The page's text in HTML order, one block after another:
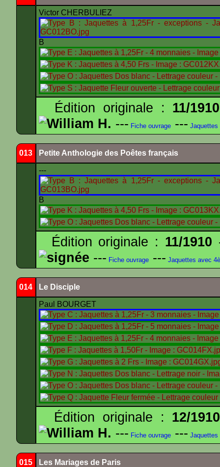
Victor CHERBULIEZ
B
Édition originale : 11/1910
William H. --- Fiche ouvrage --- Jaquettes
013 Petite Anthologie des Poêtes français
---
B
Édition originale : 11/1910
signée --- Fiche ouvrage --- Jaquettes avec
014 Le Disciple
Paul BOURGET
Édition originale : 12/1910
William H. --- Fiche ouvrage --- Jaquettes
015 Les Mariages de Paris